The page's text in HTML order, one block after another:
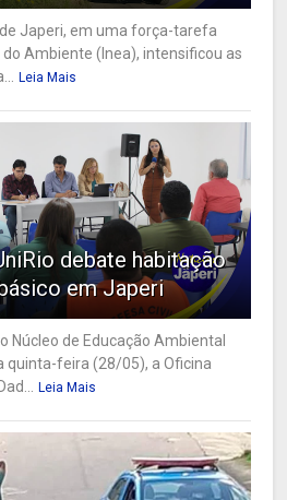
Japeri, em uma força-tarefa
Ambiente (Inea), intensificou as
Leia Mais
debate habitação
em Japeri
Núcleo de Educação Ambiental
quinta-feira (28/05), a Oficina
Leia Mais